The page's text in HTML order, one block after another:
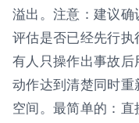
溢出。注意：建议
评估是否已经先行
有人只操作出事故
动作达到清楚同时
空间。最简单的：